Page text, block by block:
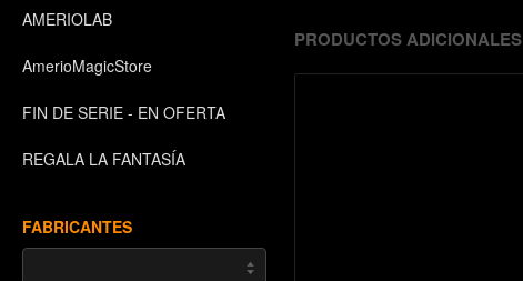
AMERIOLAB
AmerioMagicStore
FIN DE SERIE - EN OFERTA
REGALA LA FANTASÍA
FABRICANTES
PRODUCTOS ADICIONALES